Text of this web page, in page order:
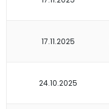
17.11.2025
24.10.2025